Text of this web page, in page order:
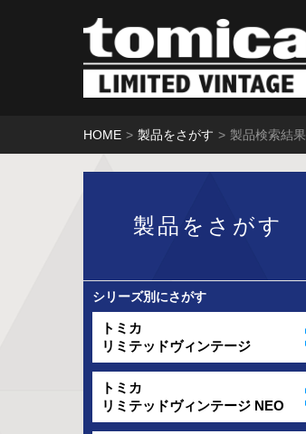
HOME 製品をさがす 製品検索結果
製品をさがす
シリーズ別にさがす
トミカ
リミテッドヴィンテージ
トミカ
リミテッドヴィンテージ NEO